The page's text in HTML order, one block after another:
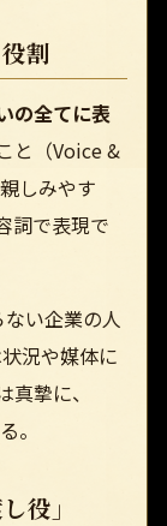
割
の全てに表
と（Voice &
しみやす
詞で表現で
い企業の人
況や媒体に
摯に、
。
役」